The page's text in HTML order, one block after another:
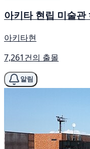
아키타 현립 미술관
아키타현
7,261건의 출몰
알림